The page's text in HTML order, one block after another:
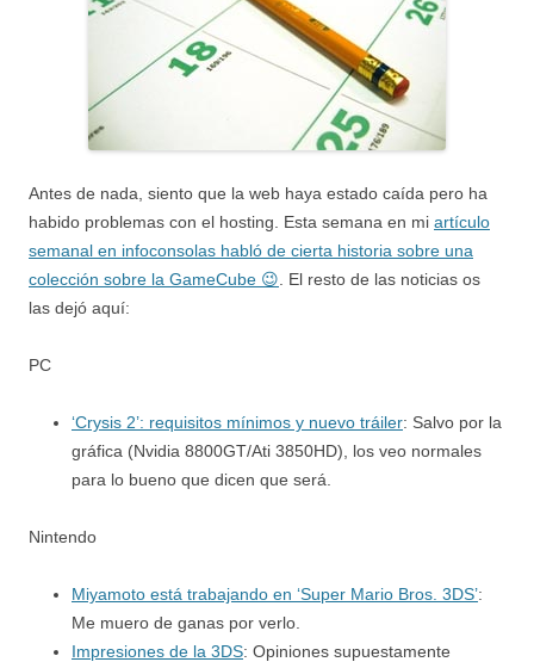
Antes de nada, siento que la web haya estado caída pero ha
habido problemas con el hosting. Esta semana en mi artículo
semanal en infoconsolas habló de cierta historia sobre una
colección sobre la GameCube 😉 . El resto de las noticias os
las dejó aquí:
PC
‘Crysis 2’: requisitos mínimos y nuevo tráiler: Salvo por la
gráfica (Nvidia 8800GT/Ati 3850HD), los veo normales
para lo bueno que dicen que será.
Nintendo
Miyamoto está trabajando en ‘Super Mario Bros. 3DS’:
Me muero de ganas por verlo.
Impresiones de la 3DS: Opiniones supuestamente